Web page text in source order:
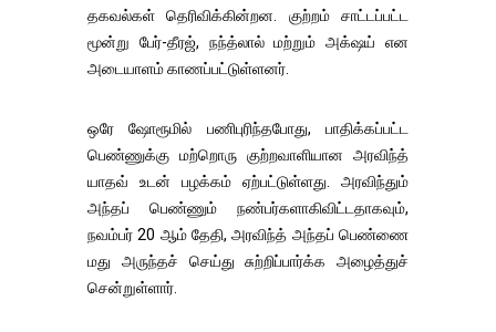
தகவல்கள் தெரிவிக்கின்றன. குற்றம் சாட்டப்பட்ட
மூன்று பேர்-தீரஜ், நந்த்லால் மற்றும் அக்‌ஷய் என
அடையாளம் காணப்பட்டுள்ளனர்.
ஒரே ஷோரூமில் பணிபுரிந்தபோது, ​​பாதிக்கப்பட்ட
பெண்ணுக்கு மற்றொரு குற்றவாளியான அரவிந்த்
யாதவ் உடன் பழக்கம் ஏற்பட்டுள்ளது. அரவிந்தும்
அந்தப் பெண்ணும் நண்பர்களாகிவிட்டதாகவும்,
நவம்பர் 20 ஆம் தேதி, அரவிந்த் அந்தப் பெண்ணை
மது அருந்தச் செய்து சுற்றிப்பார்க்க அழைத்துச்
சென்றுள்ளார்.